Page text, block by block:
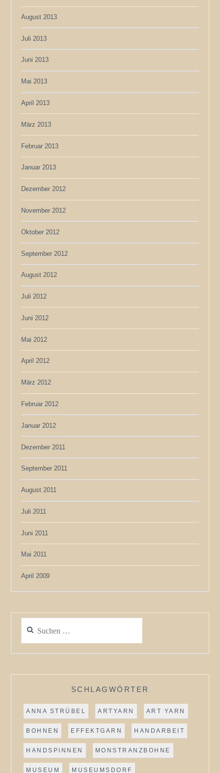
August 2013
Juli 2013
Juni 2013
Mai 2013
April 2013
März 2013
Februar 2013
Januar 2013
Dezember 2012
November 2012
Oktober 2012
September 2012
August 2012
Juli 2012
Juni 2012
Mai 2012
April 2012
März 2012
Februar 2012
Januar 2012
Dezember 2011
September 2011
August 2011
Juli 2011
Juni 2011
Mai 2011
April 2009
nach:
SCHLAGWÖRTER
ANNA STRÜBEL ARTYARN ART YARN
BOHNEN EFFEKTGARN HANDARBEIT
HANDSPINNEN MONSTRANZBOHNE
MUSEUM MUSEUMSDORF